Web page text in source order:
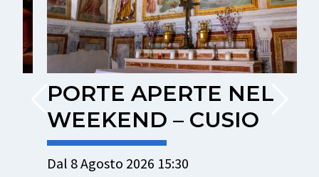
PORTE APERTE NEL
WEEKEND – CUSIO
Dal 8 Agosto 2026 15:30